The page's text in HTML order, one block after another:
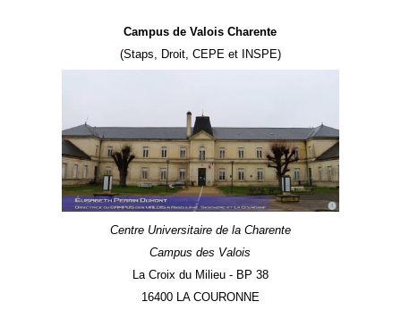
Campus de Valois Charente
(Staps, Droit, CEPE et INSPE)
Centre Universitaire de la Charente
Campus des Valois
La Croix du Milieu - BP 38
16400 LA COURONNE